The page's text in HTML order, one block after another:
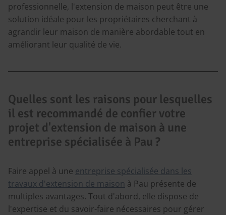
professionnelle, l'extension de maison peut être une
solution idéale pour les propriétaires cherchant à
agrandir leur maison de manière abordable tout en
améliorant leur qualité de vie.
Quelles sont les raisons pour lesquelles
il est recommandé de confier votre
projet d'extension de maison à une
entreprise spécialisée à Pau ?
Faire appel à une entreprise spécialisée dans les
travaux d'extension de maison à Pau présente de
multiples avantages. Tout d'abord, elle dispose de
l'expertise et du savoir-faire nécessaires pour gérer